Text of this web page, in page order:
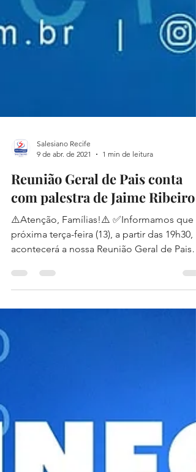
Salesiano Recife
9 de abr. de 2021
1 min de leitura
Reunião Geral de Pais conta
com palestra de Jaime Ribeiro
próxima terça-feira (13), a partir das 19h30,
acontecerá a nossa Reunião Geral de Pais
do...